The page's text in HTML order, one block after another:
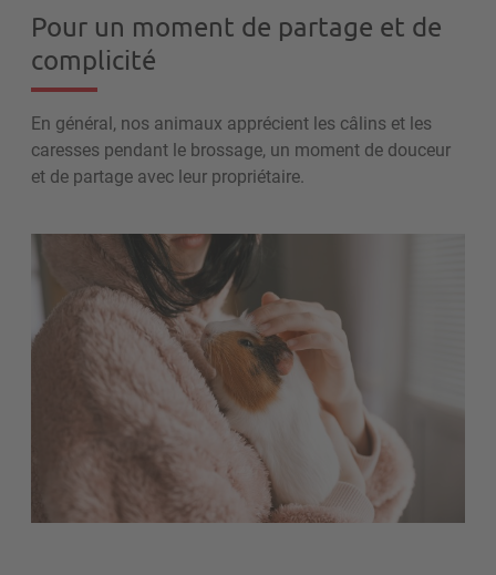
Pour un moment de partage et de
complicité
En général, nos animaux apprécient les câlins et les
caresses pendant le brossage, un moment de douceur
et de partage avec leur propriétaire.